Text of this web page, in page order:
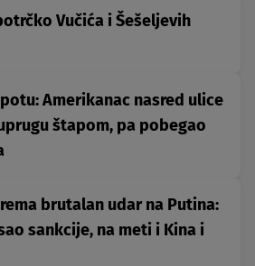
Vučića i Šešeljevih
Amerikanac nasred ulice
štapom, pa pobegao
brutalan udar na Putina:
sankcije, na meti i Kina i